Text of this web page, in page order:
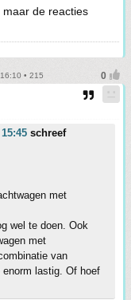
de reacties
• 215
schreef
met
wel te doen. Ook
met
van
lastig. Of hoef